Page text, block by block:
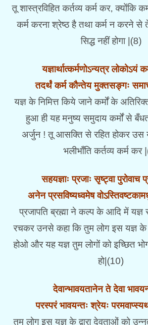
तू शास्त्रविहित कर्तव्य कर्म कर, क्योंकि
कर्म करना श्रेष्ठ है तथा कर्म न करने से
सिद्ध नहीं होगा |(8)
यज्ञार्थात्कर्मणोऽन्यत्र लोकोऽयं
तदर्थं कर्म कौन्तेय मुक्तसङ्गः
यज्ञ के निमित्त किये जाने कर्मों के
हुआ ही यह मनुष्य समुदाय कर्मों से
अर्जुन ! तू आसक्ति से रहित होकर उस
भलीभाँति कर्तव्य कर्म कर
सहयज्ञाः प्रजाः सृष्ट्वा पुरोवाच
अनेन प्रसविष्यध्वमेष
प्रजापति ब्रह्मा ने कल्प के आदि में
रचकर उनसे कहा कि तुम लोग इस यज्ञ के
होओ और यह यज्ञ तुम लोगों को इच्छित
हो|(10)
देवान्भावयतानेन ते देवा
परस्परं भावयन्तः श्रेयः
तुम लोग इस यज्ञ के द्वारा देवताओं को